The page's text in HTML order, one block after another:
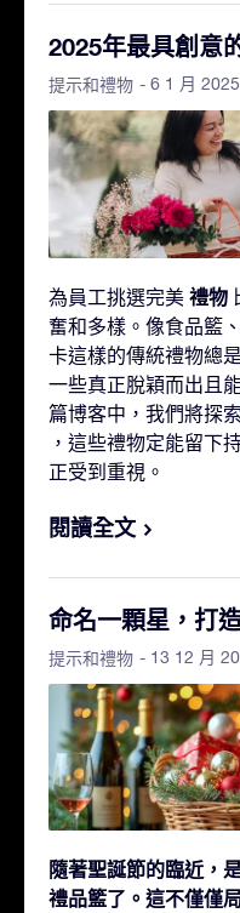
2025年最具創意
提示和禮物 - 6 1 月 2025
為員工挑選完美 禮物
奮和多樣。像食品籃
卡這樣的傳統禮物總
一些真正脫穎而出且
篇博客中，我們將探索
，這些禮物定能留下
正受到重視。
閱讀全文
命名一顆星，打
提示和禮物 - 13 12 月
隨著聖誕節的臨近，
禮品籃了。這不僅僅